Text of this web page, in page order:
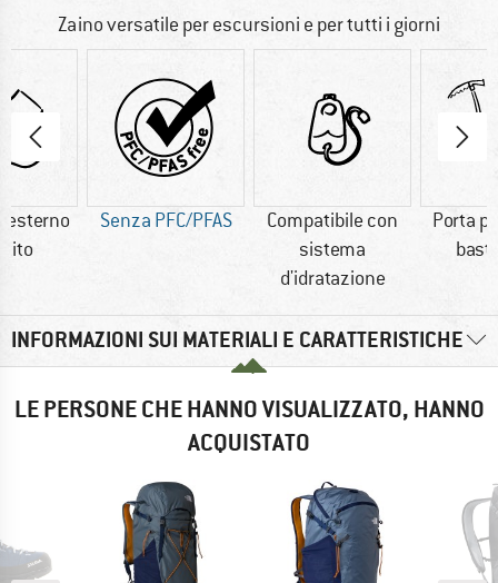
Zaino versatile per escursioni e per tutti i giorni
esterno
Senza PFC/PFAS
Compatibile con
sistema
d'idratazione
Porta
INFORMAZIONI SUI MATERIALI E CARATTERISTICHE
LE PERSONE CHE HANNO VISUALIZZATO, HANNO
ACQUISTATO